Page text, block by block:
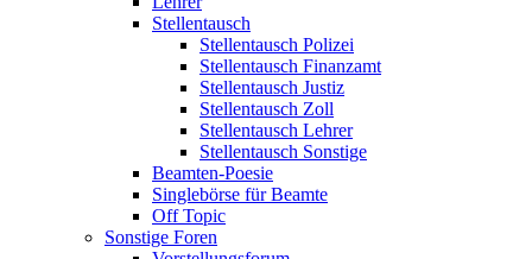
Stellentausch
Stellentausch Polizei
Stellentausch Finanzamt
Stellentausch Justiz
Stellentausch Zoll
Stellentausch Lehrer
Stellentausch Sonstige
Beamten-Poesie
Singlebörse für Beamte
Off Topic
Sonstige Foren